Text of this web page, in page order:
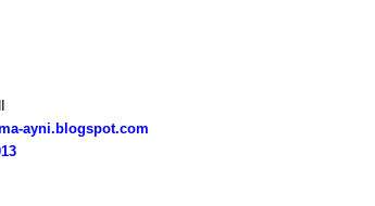
ayni.blogspot.com